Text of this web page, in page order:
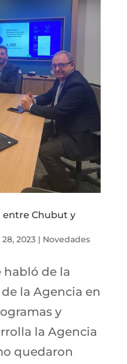
Chubut y
2023| Novedades
habló de la
la Agencia en
y
la Agencia
quedaron